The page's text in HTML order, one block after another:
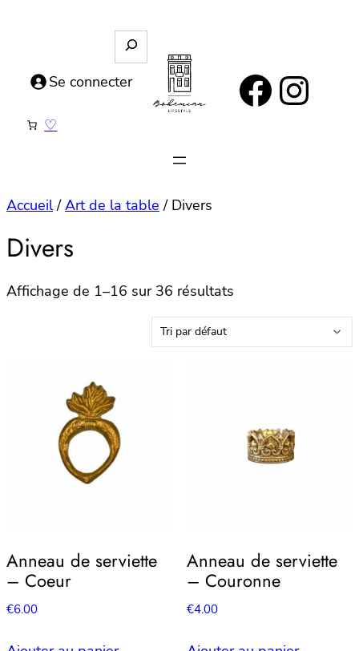
https://www.facebook.com/bohemianlifestyle.be Instagram
e
c
e
Se connecter
♡
Accueil/Art de la table / Divers
Divers
Affichage de 1–16 sur 36 résultats
Anneau de serviette
– Coeur
€6.00
Anneau de serviette
– Couronne
€4.00